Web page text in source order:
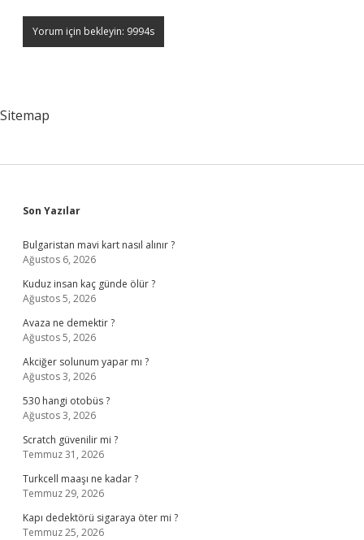
Sitemap
Sidebar
Son Yazılar
Bulgaristan mavi kart nasıl alınır ?
Ağustos 6, 2026
Kuduz insan kaç günde ölür ?
Ağustos 5, 2026
Avaza ne demektir ?
Ağustos 5, 2026
Akciğer solunum yapar mı ?
Ağustos 3, 2026
530 hangi otobüs ?
Ağustos 3, 2026
Scratch güvenilir mi ?
Temmuz 31, 2026
Turkcell maaşı ne kadar ?
Temmuz 29, 2026
Kapı dedektörü sigaraya öter mi ?
Temmuz 25, 2026